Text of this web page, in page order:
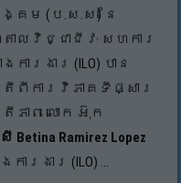
គម (ប.ស.ស) នៃ
លវិជ្ជាជីវៈ សហការ
រងារ (ILO) បាន
តីពីការវិភាគទីផ្សារ
ាព លោក អ៊ុក
Betina Ramirez Lopez
រងារ (ILO) ...